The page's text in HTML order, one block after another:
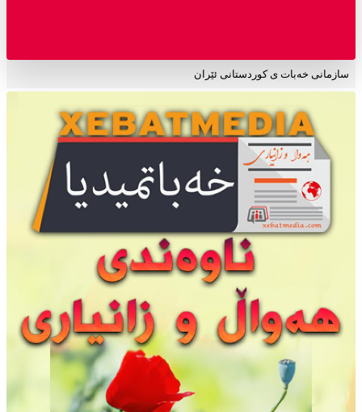
سازمانی خەبات ی کوردستانی ئێران